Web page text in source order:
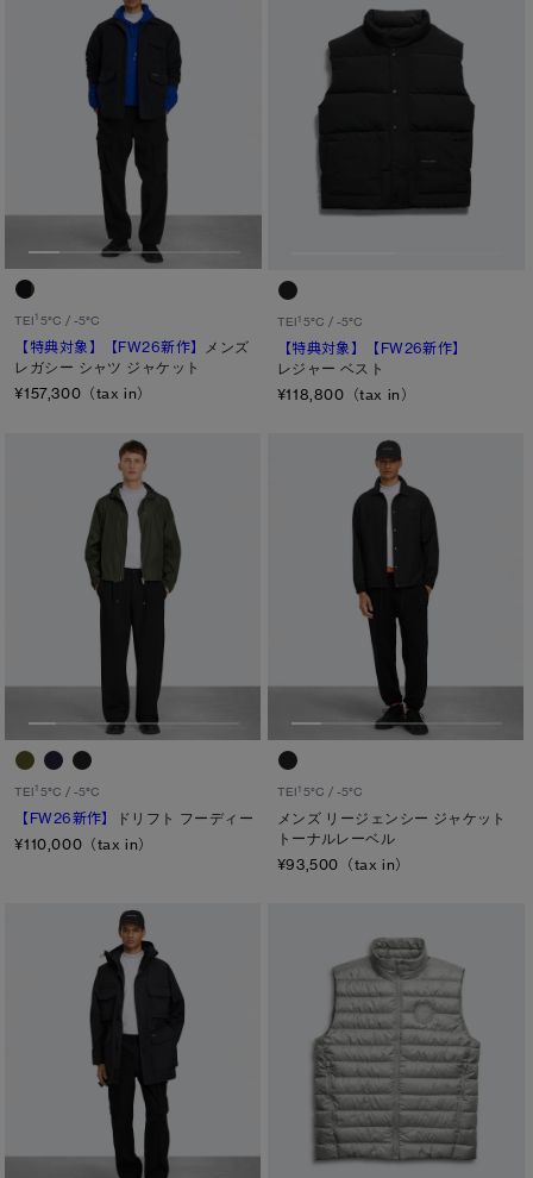
TEI1 5°C / -5°C
【特典対象】 【FW26新作】
メンズ
レガシー シャツ ジャケット
¥157,300（tax in）
TEI15°C / -5°C
【特典対象】
【FW26新作】
レジャー ベスト
¥118,800（tax in）
TEI1 5°C / -5°C
【FW26新作】
ドリフト フーディー
¥110,000（tax in）
TEI15°C / -5°C
メンズ リージェンシー ジャケット
トーナルレーベル
¥93,500（tax in）